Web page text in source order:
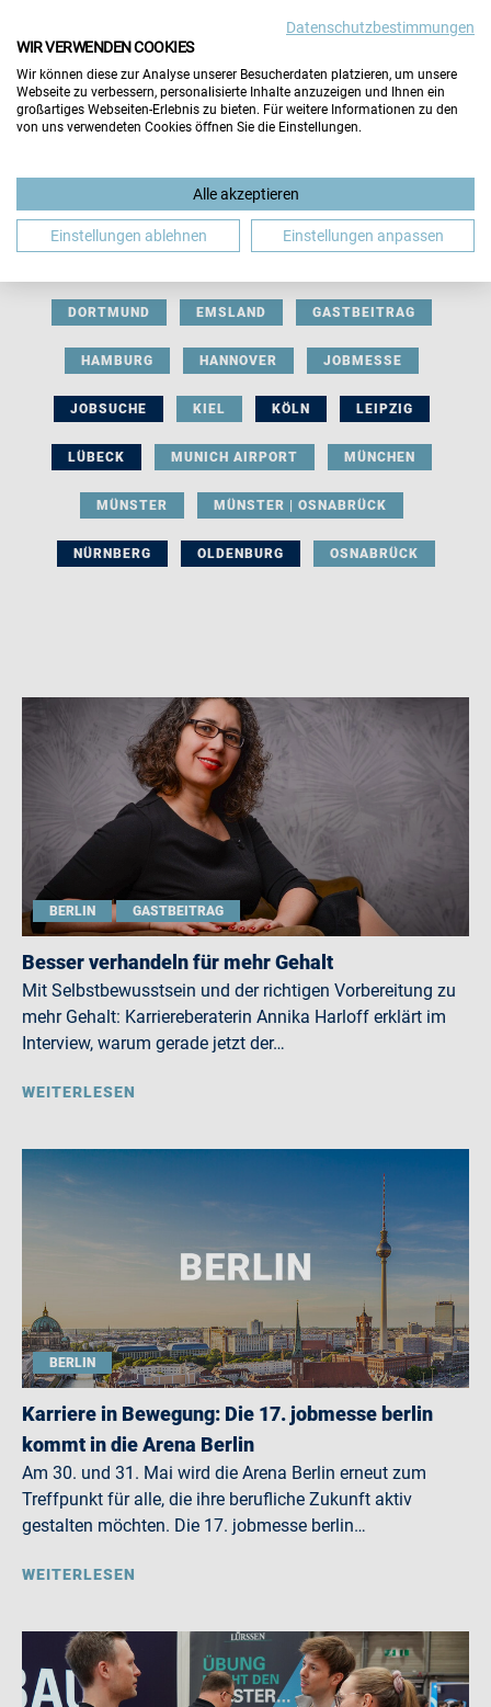
BERUFLICHE ORIENTIERUNG BEWERBUNG
DORTMUND EMSLAND GASTBEITRAG
HAMBURG HANNOVER JOBMESSE
JOBSUCHE KIEL KÖLN LEIPZIG
LÜBECK MUNICH AIRPORT MÜNCHEN
MÜNSTER MÜNSTER | OSNABRÜCK
NÜRNBERG OLDENBURG OSNABRÜCK
BERLIN GASTBEITRAG
Besser verhandeln für mehr Gehalt
Mit Selbstbewusstsein und der richtigen Vorbereitung zu
mehr Gehalt: Karriereberaterin Annika Harloff erklärt im
Interview, warum gerade jetzt der…
WEITERLESEN
BERLIN
Karriere in Bewegung: Die 17. jobmesse berlin
kommt in die Arena Berlin
Am 30. und 31. Mai wird die Arena Berlin erneut zum
Treffpunkt für alle, die ihre berufliche Zukunft aktiv
gestalten möchten. Die 17. jobmesse berlin…
WEITERLESEN
Datenschutzbestimmungen
WIR VERWENDEN COOKIES
Wir können diese zur Analyse unserer Besucherdaten platzieren, um unsere
Webseite zu verbessern, personalisierte Inhalte anzuzeigen und Ihnen ein
großartiges Webseiten-Erlebnis zu bieten. Für weitere Informationen zu den
von uns verwendeten Cookies öffnen Sie die Einstellungen.
Alle akzeptieren
Einstellungen ablehnen Einstellungen anpassen